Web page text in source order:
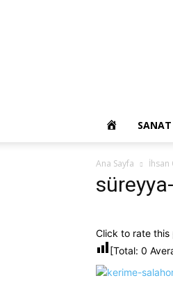
OKUR
YAZARIM
Ana Sayfa İhsan
Click to rate this
[Total: 0